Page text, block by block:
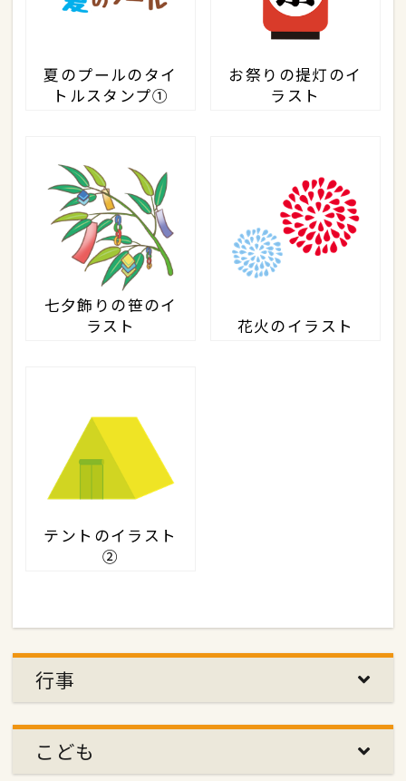
夏のプールのタイ
トルスタンプ①
お祭りの提灯のイ
ラスト
七夕飾りの笹のイ
ラスト
花火のイラスト
テントのイラスト
②
行事
こども